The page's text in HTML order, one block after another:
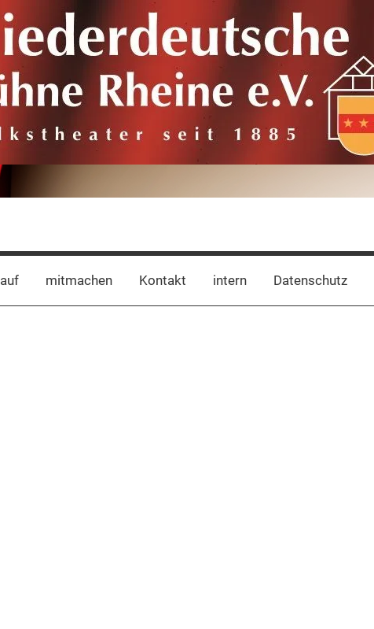
mitmachen Kontakt intern Datenschutz